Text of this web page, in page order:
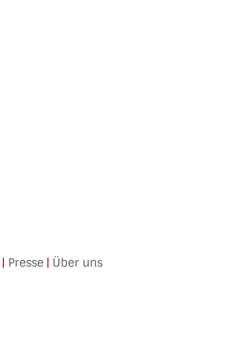
| Presse | Über uns